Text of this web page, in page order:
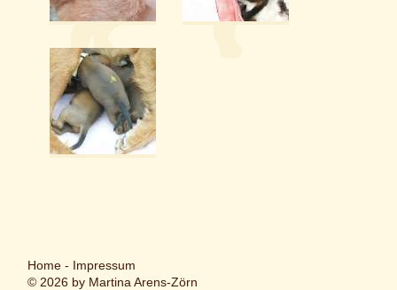
Home- Impressum
© 2026 by Martina Arens-Zörn